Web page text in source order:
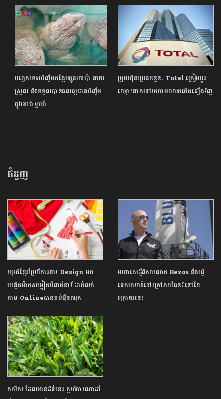
បច្ចេកទេសចិញ្ចឹមកង្កែបក្នុងហាប៉ា ងាយ
ស្រួល និងទទួលបានផលល្អជាងចិញ្ចឹម
ក្នុងអាង ឬតង់
ក្រុមហ៊ុនប្រេងឥន្ទនៈ Total ត្រៀមប្តូរ
ឈ្មោះងាកទៅរកថាមពលកកើតឡើងវិញ
ជំនួញ
យុវតីខ្មែរប្រែពីការងារ Design មក
បង្កើតម៉ាកសម្លៀកបំពាក់នារី ដាក់លក់
តាម Onlineបានរាប់ម៉ឺនឈុត
មហាសេដ្ឋីពិភពលោក Bezos នឹងធ្វើ
ទេសចរណ៍នៅក្រៅភពផែនដីនៅខែ
ក្រោយនេះ
កសិករ ដែលមានដីទំនេរ គួរពិចារណាដាំ